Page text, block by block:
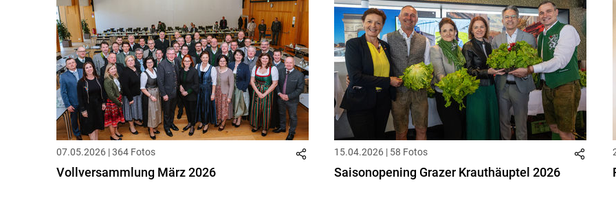
07.05.2026 | 364 Fotos
Vollversammlung März 2026
15.04.2026 | 58 Fotos
Saisonopening Grazer Krauthäuptel 2026